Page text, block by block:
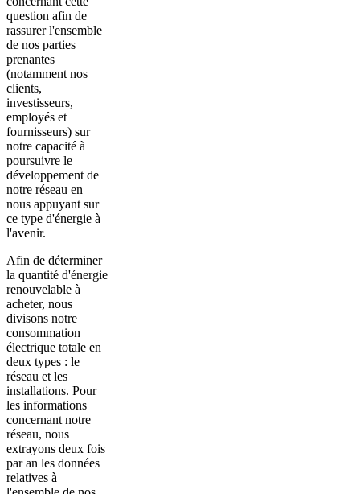
question afin de
rassurer l'ensemble
de nos parties
prenantes
(notamment nos
clients,
investisseurs,
employés et
fournisseurs) sur
notre capacité à
poursuivre le
développement de
notre réseau en
nous appuyant sur
ce type d'énergie à
l'avenir.
Afin de déterminer
la quantité d'énergie
renouvelable à
acheter, nous
divisons notre
consommation
électrique totale en
deux types : le
réseau et les
installations. Pour
les informations
concernant notre
réseau, nous
extrayons deux fois
par an les données
relatives à